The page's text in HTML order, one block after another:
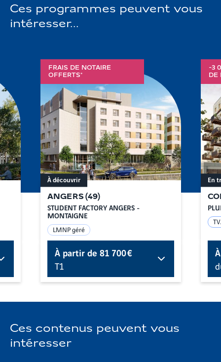
Ces programmes peuvent vous
intéresser...
FRAIS DE NOTAIRE
OFFERTS*
ANGERS(49)
STUDENT FACTORY ANGERS -
MONTAIGNE
À découvrir
LMNP géré
À partir de81 700 €
T1
-3
DE
En
Ces contenus peuvent vous
intéresser